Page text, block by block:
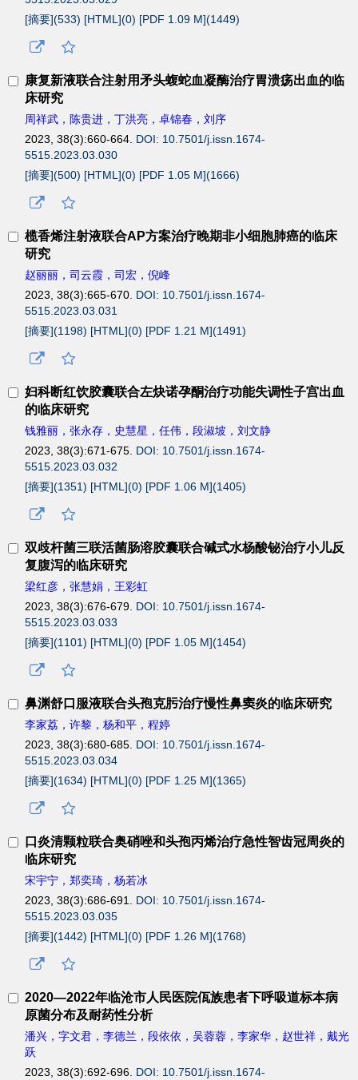
[摘要](533) [HTML](0) [PDF 1.09 M](1449)
康复新液联合注射用矛头蝮蛇血凝酶治疗胃溃疡出血的临
床研究
周祥武，陈贵进，丁洪亮，卓锦春，刘序
2023, 38(3):660-664. DOI: 10.7501/j.issn.1674-
5515.2023.03.030
[摘要](500) [HTML](0) [PDF 1.05 M](1666)
榄香烯注射液联合AP方案治疗晚期非小细胞肺癌的临床
研究
赵丽丽，司云霞，司宏，倪峰
2023, 38(3):665-670. DOI: 10.7501/j.issn.1674-
5515.2023.03.031
[摘要](1198) [HTML](0) [PDF 1.21 M](1491)
妇科断红饮胶囊联合左炔诺孕酮治疗功能失调性子宫出血
的临床研究
钱雅丽，张永存，史慧星，任伟，段淑坡，刘文静
2023, 38(3):671-675. DOI: 10.7501/j.issn.1674-
5515.2023.03.032
[摘要](1351) [HTML](0) [PDF 1.06 M](1405)
双歧杆菌三联活菌肠溶胶囊联合碱式水杨酸铋治疗小儿反
复腹泻的临床研究
梁红彦，张慧娟，王彩虹
2023, 38(3):676-679. DOI: 10.7501/j.issn.1674-
5515.2023.03.033
[摘要](1101) [HTML](0) [PDF 1.05 M](1454)
鼻渊舒口服液联合头孢克肟治疗慢性鼻窦炎的临床研究
李家荔，许黎，杨和平，程婷
2023, 38(3):680-685. DOI: 10.7501/j.issn.1674-
5515.2023.03.034
[摘要](1634) [HTML](0) [PDF 1.25 M](1365)
口炎清颗粒联合奥硝唑和头孢丙烯治疗急性智齿冠周炎的
临床研究
宋宇宁，郑奕琦，杨若冰
2023, 38(3):686-691. DOI: 10.7501/j.issn.1674-
5515.2023.03.035
[摘要](1442) [HTML](0) [PDF 1.26 M](1768)
2020—2022年临沧市人民医院佤族患者下呼吸道标本病
原菌分布及耐药性分析
潘兴，字文君，李德兰，段依依，吴蓉蓉，李家华，赵世祥，戴光
跃
2023, 38(3):692-696. DOI: 10.7501/j.issn.1674-